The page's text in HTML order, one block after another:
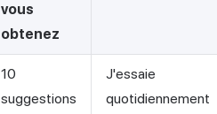
vous
obtenez
10
suggestions
J'essaie
quotidiennement